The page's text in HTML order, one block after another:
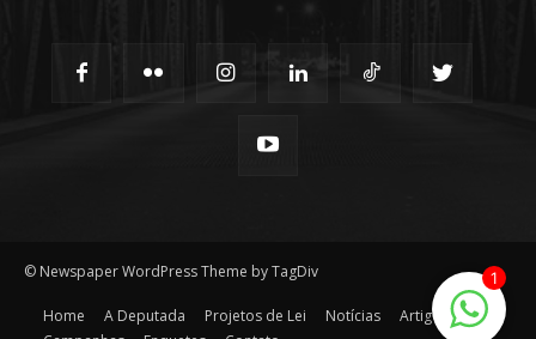
© Newspaper WordPress Theme by TagDiv
Home A Deputada Projetos de Lei Notícias
Artigos
1